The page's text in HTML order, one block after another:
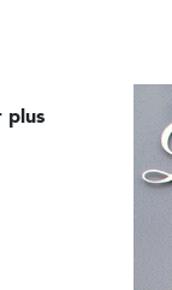
plus